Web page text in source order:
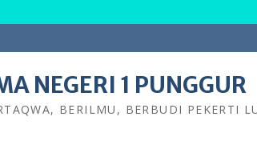
NEGERI 1 PUNGGUR
BERILMU, BERBUDI PEKERTI